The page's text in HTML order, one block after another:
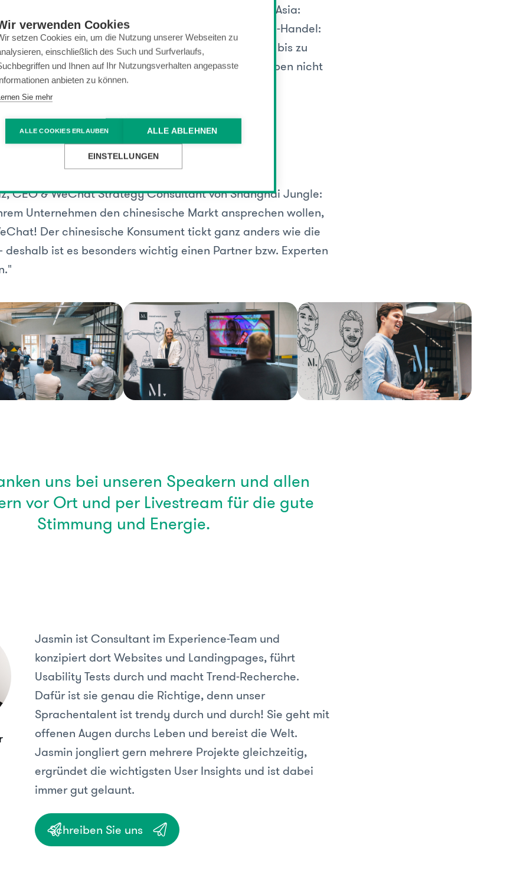
verwenden Cookies
setzen Cookies ein, um die Nutzung unserer Webseiten zu
einschließlich des Such und Surfverlaufs,
und Ihnen auf Ihr Nutzungsverhalten angepasste
anbieten zu können.
Sie mehr
ALLE COOKIES ERLAUBEN ALLE ABLEHNEN
EINSTELLUNGEN
E-Commerce, Author & Digital Strategist bei Web2Asia:
einen enormen Einfluss auf den chinesischen Online-Handel:
Meeresfrüchte und Fitnessgeräte wurden dort bis zu
als zuvor. Die chinesischen Konsumenten haben nicht
zurückzukehren.“
3: The Full-Service-App
CEO & WeChat Strategy Consultant von Shanghai Jungle:
Unternehmen den chinesische Markt ansprechen wollen,
Der chinesische Konsument tickt ganz anders wie die
deshalb ist es besonders wichtig einen Partner bzw. Experten
uns bei unseren Speakern und allen
vor Ort und per Livestream für die gute
Stimmung und Energie.
Jasmin ist Consultant im Experience-Team und
konzipiert dort Websites und Landingpages, führt
Usability Tests durch und macht Trend-Recherche.
Dafür ist sie genau die Richtige, denn unser
Sprachentalent ist trendy durch und durch! Sie geht mit
offenen Augen durchs Leben und bereist die Welt.
Jasmin jongliert gern mehrere Projekte gleichzeitig,
ergründet die wichtigsten User Insights und ist dabei
immer gut gelaunt.
Schreiben Sie uns